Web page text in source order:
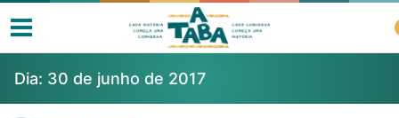
Dia: 30 de junho de 2017